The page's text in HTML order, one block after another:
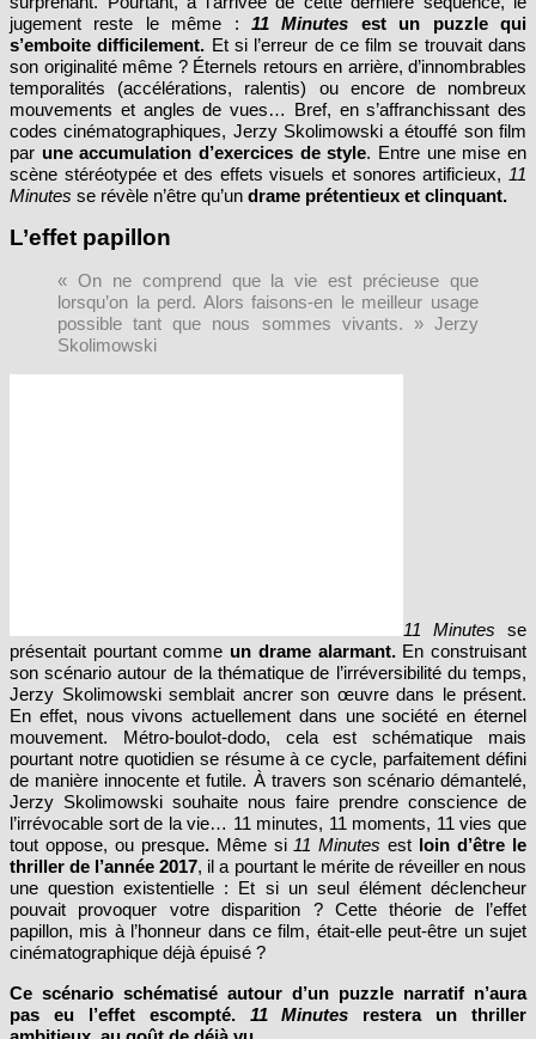
jugement reste le même : 11 Minutes est un puzzle qui
s’emboite difficilement. Et si l’erreur de ce film se trouvait dans
son originalité même ? Éternels retours en arrière, d’innombrables
temporalités (accélérations, ralentis) ou encore de nombreux
mouvements et angles de vues… Bref, en s’affranchissant des
codes cinématographiques, Jerzy Skolimowski a étouffé son film
par une accumulation d’exercices de style. Entre une mise en
scène stéréotypée et des effets visuels et sonores artificieux, 11
Minutes se révèle n’être qu’un drame prétentieux et clinquant.
L’effet papillon
« On ne comprend que la vie est précieuse que
lorsqu’on la perd. Alors faisons-en le meilleur usage
possible tant que nous sommes vivants. » Jerzy
Skolimowski
11 Minutes se
présentait pourtant comme un drame alarmant. En construisant
son scénario autour de la thématique de l’irréversibilité du temps,
Jerzy Skolimowski semblait ancrer son œuvre dans le présent.
En effet, nous vivons actuellement dans une société en éternel
mouvement. Métro-boulot-dodo, cela est schématique mais
pourtant notre quotidien se résume à ce cycle, parfaitement défini
de manière innocente et futile. À travers son scénario démantelé,
Jerzy Skolimowski souhaite nous faire prendre conscience de
l’irrévocable sort de la vie… 11 minutes, 11 moments, 11 vies que
tout oppose, ou presque. Même si 11 Minutes est loin d’être le
thriller de l’année 2017, il a pourtant le mérite de réveiller en nous
une question existentielle : Et si un seul élément déclencheur
pouvait provoquer votre disparition ? Cette théorie de l’effet
papillon, mis à l’honneur dans ce film, était-elle peut-être un sujet
cinématographique déjà épuisé ?
Ce scénario schématisé autour d’un puzzle narratif n’aura
pas eu l’effet escompté. 11 Minutes restera un thriller